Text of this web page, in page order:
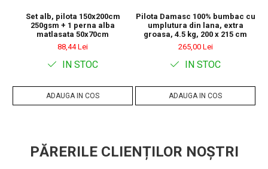
Set alb, pilota 150x200cm
250gsm + 1 perna alba
matlasata 50x70cm
88,44 Lei
IN STOC
ADAUGA IN COS
Pilota Damasc 100% bumbac cu
umplutura din lana, extra
groasa, 4.5 kg, 200 x 215 cm
265,00 Lei
IN STOC
ADAUGA IN COS
PĂRERILE CLIENȚILOR NOȘTRI